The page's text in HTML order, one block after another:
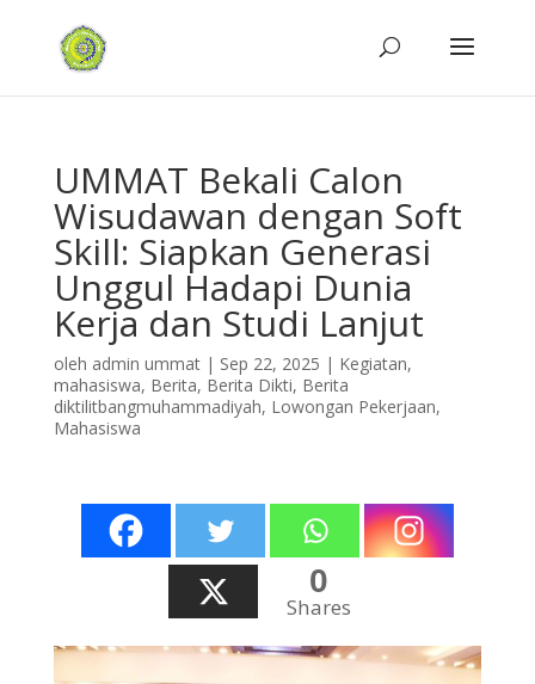
UMMAT Bekali Calon
Wisudawan dengan Soft
Skill: Siapkan Generasi
Unggul Hadapi Dunia
Kerja dan Studi Lanjut
oleh admin ummat| Sep 22, 2025 | Kegiatan,
mahasiswa, Berita, Berita Dikti, Berita
diktilitbangmuhammadiyah, Lowongan Pekerjaan,
Mahasiswa
0
Shares